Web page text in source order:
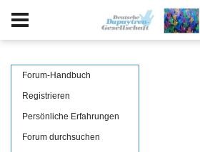
Forum-Handbuch
Registrieren
Persönliche Erfahrungen
Forum durchsuchen